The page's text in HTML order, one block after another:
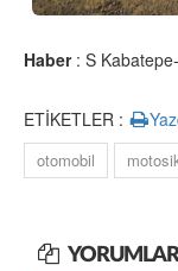
Haber: S
ETİKETLER :
otomobil
YORUMLAR